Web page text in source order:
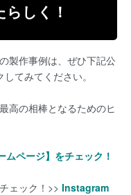
しく！
製作事例は、ぜひ下記公
てみてください。
高の相棒となるためのヒ
ムページ】をチェック！
ェック！>> Instagram